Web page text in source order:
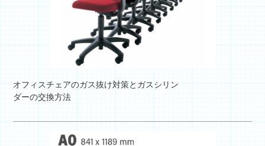
オフィスチェアのガス抜け対策とガスシリン
ダーの交換方法